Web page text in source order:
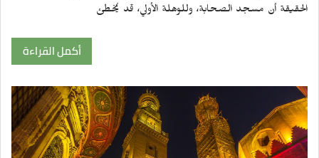
الحقيقة أن مسجد الصحابة، وللوهلة الأولي، قد يُخطئ
أكمل القراءة